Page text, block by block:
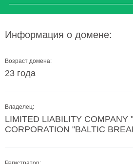
Информация о домене:
Возраст домена:
23 года
Владелец:
LIMITED LIABILITY COMPANY
CORPORATION "BALTIC